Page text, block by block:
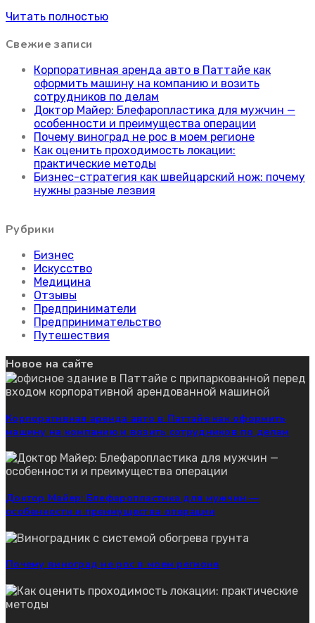
Читать полностью
Свежие записи
Корпоративная аренда авто в Паттайе как
оформить машину на компанию и возить
сотрудников по делам
Доктор Майер: Блефаропластика для мужчин —
особенности и преимущества операции
Почему виноград не рос в моем регионе
Как оценить проходимость локации:
практические методы
Бизнес-стратегия как швейцарский нож: почему
нужны разные лезвия
Рубрики
Бизнес
Искусство
Медицина
Отзывы
Предприниматели
Предпринимательство
Путешествия
Новое на сайте
Корпоративная аренда авто в Паттайе как оформить
машину на компанию и возить сотрудников по делам
Доктор Майер: Блефаропластика для мужчин —
особенности и преимущества операции
Почему виноград не рос в моем регионе